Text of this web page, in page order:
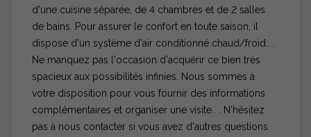
d'une cuisine séparée, de 4 chambres et de 2 salles
de bains. Pour assurer le confort en toute saison, il
dispose d'un système d'air conditionné chaud/froid.. .
Ne manquez pas l'occasion d'acquérir ce bien très
spacieux aux possibilités infinies. Nous sommes à
votre disposition pour vous fournir des informations
complémentaires et organiser une visite.. . N'hésitez
pas à nous contacter si vous avez d'autres questions.